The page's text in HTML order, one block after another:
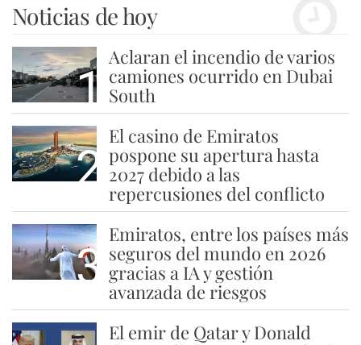
Noticias de hoy
1
Aclaran el incendio de varios
camiones ocurrido en Dubai
South
2
El casino de Emiratos
pospone su apertura hasta
2027 debido a las
repercusiones del conflicto
3
Emiratos, entre los países más
seguros del mundo en 2026
gracias a IA y gestión
avanzada de riesgos
El emir de Qatar y Donald